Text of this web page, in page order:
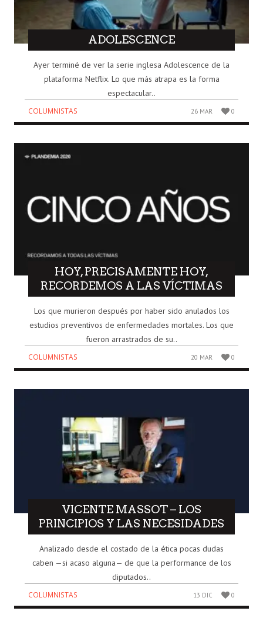
ADOLESCENCE
Ayer terminé de ver la serie inglesa Adolescence de la
plataforma Netflix. Lo que más atrapa es la forma
espectacular..
COLUMNISTAS 26 MAR 0
HOY, PRECISAMENTE HOY,
RECORDEMOS A LAS VÍCTIMAS
Los que murieron después por haber sido anulados los
estudios preventivos de enfermedades mortales. Los que
fueron arrastrados de su..
COLUMNISTAS 20 MAR 0
VICENTE MASSOT – LOS
PRINCIPIOS Y LAS NECESIDADES
Analizado desde el costado de la ética pocas dudas
caben —si acaso alguna— de que la performance de los
diputados..
COLUMNISTAS 13 DIC 0